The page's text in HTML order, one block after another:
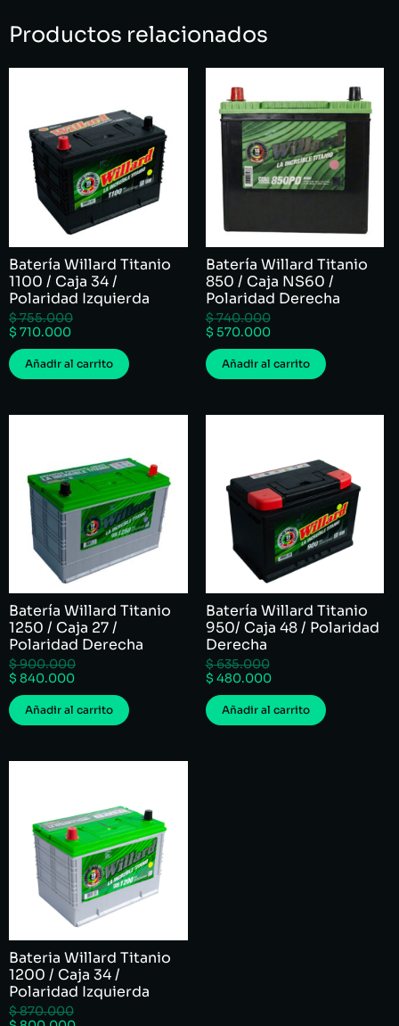
Productos relacionados
Batería Willard Titanio
1100 / Caja 34 /
Polaridad Izquierda
$755.000
$ 710.000
Añadir al carrito
Batería Willard Titanio
850 / Caja NS60 /
Polaridad Derecha
$740.000
$ 570.000
Añadir al carrito
Batería Willard Titanio
1250 / Caja 27 /
Polaridad Derecha
$900.000
$ 840.000
Añadir al carrito
Batería Willard Titanio
950/ Caja 48 / Polaridad
Derecha
$635.000
$ 480.000
Añadir al carrito
Bateria Willard Titanio
1200 / Caja 34 /
Polaridad Izquierda
$870.000